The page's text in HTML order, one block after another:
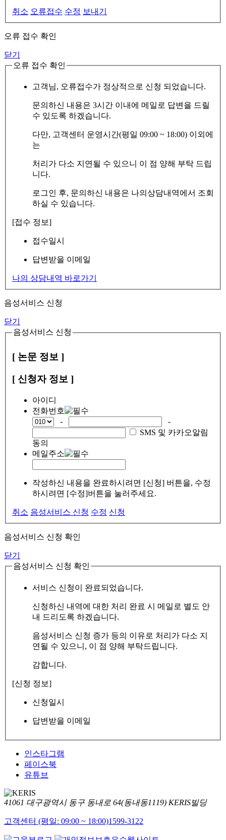
취소 오류접수 수정 보내기
오류 접수 확인
닫기
오류 접수 확인
고객님, 오류접수가 정상적으로 신청 되었습니다.
문의하신 내용은 3시간 이내에 메일로 답변을 드릴
수 있도록 하겠습니다.
다만, 고객센터 운영시간(평일 09:00 ~ 18:00) 이외에
는
처리가 다소 지연될 수 있으니 이 점 양해 부탁 드립
니다.
로그인 후, 문의하신 내용은 나의상담내역에서 조회
하실 수 있습니다.
[접수 정보]
접수일시
답변받을 이메일
나의 상담내역 바로가기
음성서비스 신청
닫기
음성서비스 신청
[ 논문 정보 ]
[ 신청자 정보 ]
아이디
전화번호
-
-
SMS 및 카카오알림
동의
메일주소
작성하신 내용을 완료하시려면 [신청] 버튼을, 수정
하시려면 [수정]버튼을 눌러주세요.
취소 음성서비스 신청 수정 신청
음성서비스 신청 확인
닫기
음성서비스 신청 확인
서비스 신청이 완료되었습니다.
신청하신 내역에 대한 처리 완료 시 메일로 별도 안
내 드리도록 하겠습니다.
음성서비스 신청 증가 등의 이유로 처리가 다소 지
연될 수 있으니, 이 점 양해 부탁드립니다.
감합니다.
[신청 정보]
신청일시
답변받을 이메일
인스타그램
페이스북
유튜브
41061 대구광역시 동구 동내로 64(동내동1119) KERIS빌딩
고객센터 (평일: 09:00 ~ 18:00)1599-3122